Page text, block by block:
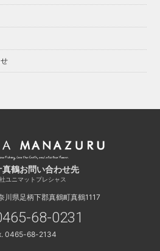
真鶴お問い合わせ先
ユニマットプレシャス
川県足柄下郡真鶴町真鶴1117
68-0231
0465-68-2134